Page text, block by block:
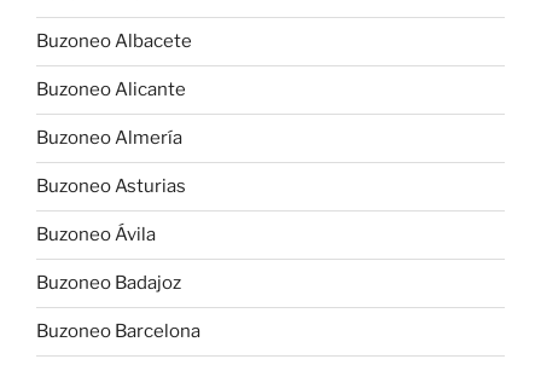
Buzoneo Albacete
Buzoneo Alicante
Buzoneo Almería
Buzoneo Asturias
Buzoneo Ávila
Buzoneo Badajoz
Buzoneo Barcelona